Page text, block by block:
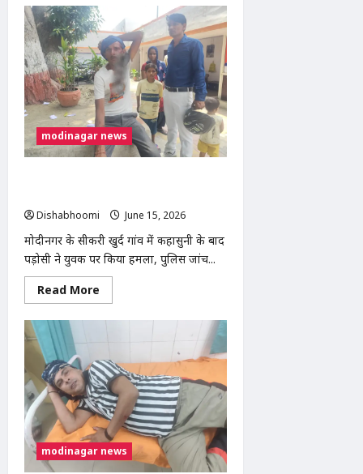
मोदीनगर
में
ई-
पंजीकरण
व्यवस्था
के
विरोध
में
वकीलों
की
हड़ताल
पांचवें
दिन
भी
ज्ञापन
modinagar news
Dishabhoomi
June 15, 2026
मोदीनगर के सीकरी खुर्द गांव में कहासुनी के बाद
पड़ोसी ने युवक पर किया हमला, पुलिस जांच...
Read More
more
सीकरी
पड़ोसी
ने
ईंट
मारकर
युवक
का
फोड़ा
सिर,
मामूली
विवाद
बना
modinagar news